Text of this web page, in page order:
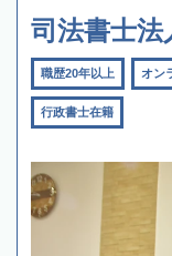
司法書士法
職歴20年以上 オン
行政書士在籍